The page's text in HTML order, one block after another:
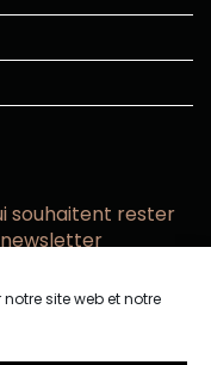
site web et notre
souhaitent rester